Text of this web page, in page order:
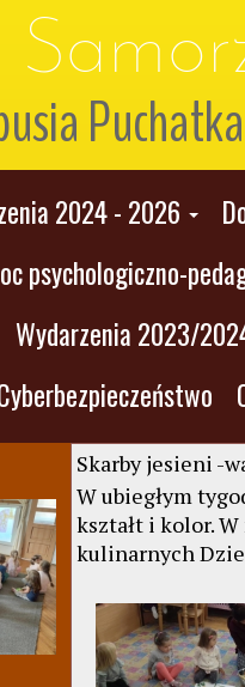
2024 - 2026
psychologiczno-
Wydarzenia 2023/
Skarby jesieni -
W ubiegłym
kształt i kolor.
kulinarnych